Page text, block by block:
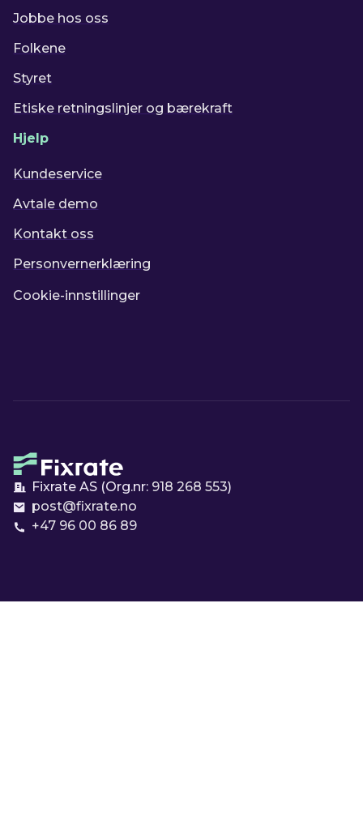
Jobbe hos oss
Folkene
Styret
Etiske retningslinjer og bærekraft
Hjelp
Kundeservice
Avtale demo
Kontakt oss
Personvernerklæring
Cookie-innstillinger
Fixrate AS (Org.nr: 918 268 553)
post@fixrate.no
+47 96 00 86 89